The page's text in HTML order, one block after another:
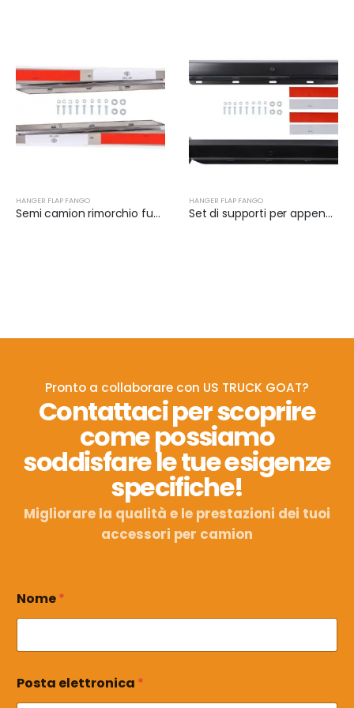
HANGER FLAP FANGO
Semi camion rimorchio funzione fango flaps | XKJ-MFH-03-SS-1/2
HANGER FLAP FANGO
Set di supporti per appendici a flap di fango in stile conico | XKJ-MFH-02-1/2
Pronto a collaborare con US TRUCK GOAT?
Contattaci per scoprire
come possiamo
soddisfare le tue esigenze
specifiche!
Migliorare la qualità e le prestazioni dei tuoi
accessori per camion
Nome*
o
m
Posta elettronica *